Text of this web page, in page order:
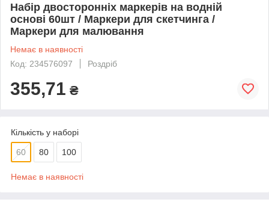
Набір двосторонніх маркерів на водній
основі 60шт / Маркери для скетчинга /
Маркери для малювання
Немає в наявності
Код: 234576097
Роздріб
355,71 ₴
Кількість у наборі
60 80 100
Немає в наявності